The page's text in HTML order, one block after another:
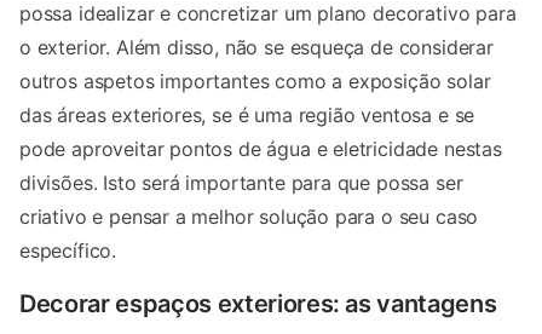
possa idealizar e concretizar um plano decorativo para
o exterior. Além disso, não se esqueça de considerar
outros aspetos importantes como a exposição solar
das áreas exteriores, se é uma região ventosa e se
pode aproveitar pontos de água e eletricidade nestas
divisões. Isto será importante para que possa ser
criativo e pensar a melhor solução para o seu caso
específico.
Decorar espaços exteriores: as vantagens